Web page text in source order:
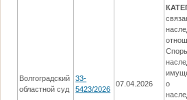
Волгоградский
областной суд
33-
5423/2026
07.04.2026
о